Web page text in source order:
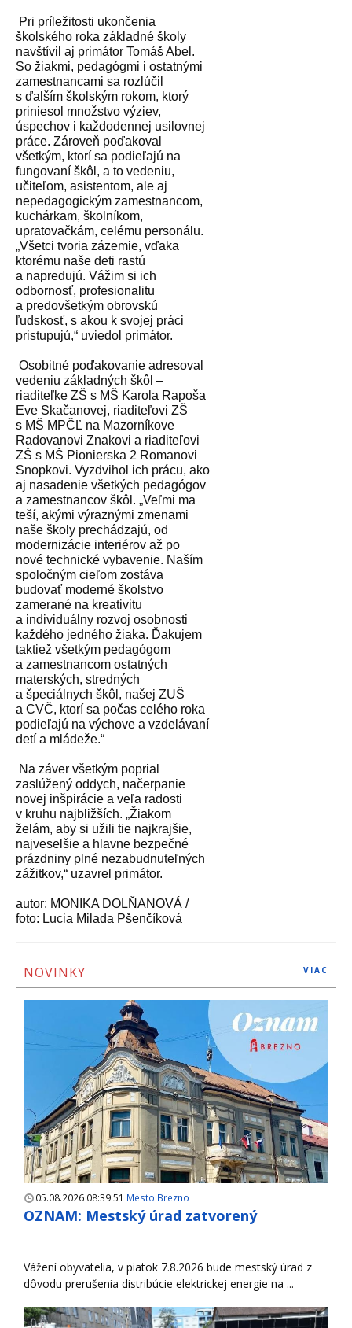
Pri príležitosti ukončenia
školského roka základné školy
navštívil aj primátor Tomáš Abel.
So žiakmi, pedagógmi i ostatnými
zamestnancami sa rozlúčil
s ďalším školským rokom, ktorý
priniesol množstvo výziev,
úspechov i každodennej usilovnej
práce. Zároveň poďakoval
všetkým, ktorí sa podieľajú na
fungovaní škôl, a to vedeniu,
učiteľom, asistentom, ale aj
nepedagogickým zamestnancom,
kuchárkam, školníkom,
upratovačkám, celému personálu.
„Všetci tvoria zázemie, vďaka
ktorému naše deti rastú
a napredujú. Vážim si ich
odbornosť, profesionalitu
a predovšetkým obrovskú
ľudskosť, s akou k svojej práci
pristupujú,“ uviedol primátor.
Osobitné poďakovanie adresoval
vedeniu základných škôl –
riaditeľke ZŠ s MŠ Karola Rapoša
Eve Skačanovej, riaditeľovi ZŠ
s MŠ MPČĽ na Mazorníkove
Radovanovi Znakovi a riaditeľovi
ZŠ s MŠ Pionierska 2 Romanovi
Snopkovi. Vyzdvihol ich prácu, ako
aj nasadenie všetkých pedagógov
a zamestnancov škôl. „Veľmi ma
teší, akými výraznými zmenami
naše školy prechádzajú, od
modernizácie interiérov až po
nové technické vybavenie. Naším
spoločným cieľom zostáva
budovať moderné školstvo
zamerané na kreativitu
a individuálny rozvoj osobnosti
každého jedného žiaka. Ďakujem
taktiež všetkým pedagógom
a zamestnancom ostatných
materských, stredných
a špeciálnych škôl, našej ZUŠ
a CVČ, ktorí sa počas celého roka
podieľajú na výchove a vzdelávaní
detí a mládeže.“
Na záver všetkým poprial
zaslúžený oddych, načerpanie
novej inšpirácie a veľa radosti
v kruhu najbližších. „Žiakom
želám, aby si užili tie najkrajšie,
najveselšie a hlavne bezpečné
prázdniny plné nezabudnuteľných
zážitkov,“ uzavrel primátor.
autor: MONIKA DOLŇANOVÁ /
foto: Lucia Milada Pšenčíková
NOVINKY VIAC
05.08.2026 08:39:51 Mesto Brezno
OZNAM: Mestský úrad zatvorený
Vážení obyvatelia, v piatok 7.8.2026 bude mestský úrad z
dôvodu prerušenia distribúcie elektrickej energie na ...